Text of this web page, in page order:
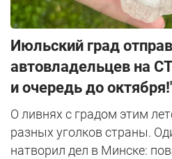
Июльский град
автовладельцев на
и очередь до
О ливнях с градом этим
разных уголков страны.
натворил дел в Минске: